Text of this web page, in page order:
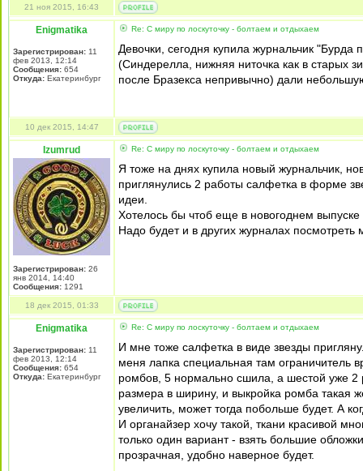
21 ноя 2015, 16:43
Enigmatika
Зарегистрирован: 11
фев 2013, 12:14
Сообщения: 654
Откуда: Екатеринбург
Re: С миру по лоскуточку - болтаем и отдыхаем
Девочки, сегодня купила журнальчик
(Синдерелла, нижняя ниточка как в старых
после Бразекса непривычно) дали
10 дек 2015, 14:47
Izumrud
Зарегистрирован: 26
янв 2014, 14:40
Сообщения: 1291
Re: С миру по лоскуточку - болтаем и отдыхаем
Я тоже на днях купила новый журнальчик,
приглянулись 2 работы салфетка в форме
идеи.
Хотелось бы чтоб еще в новогоднем
Надо будет и в других журналах посмотреть
18 дек 2015, 01:33
Enigmatika
Зарегистрирован: 11
фев 2013, 12:14
Сообщения: 654
Откуда: Екатеринбург
Re: С миру по лоскуточку - болтаем и отдыхаем
И мне тоже салфетка в виде звезды
меня лапка специальная там
ромбов, 5 нормально сшила, а шестой уже 2
размера в ширину, и выкройка ромба такая
увеличить, может тогда побольше будет. А
И органайзер хочу такой, ткани красивой
только один вариант - взять большие
прозрачная, удобно наверное будет.